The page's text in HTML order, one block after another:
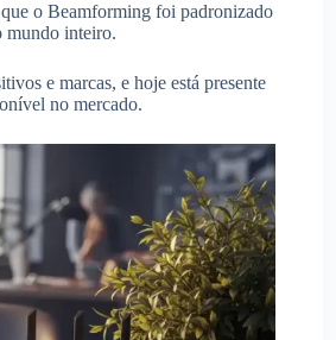
o Beamforming foi padronizado
mundo inteiro.
e marcas, e hoje está presente
no mercado.